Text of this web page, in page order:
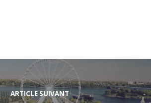
ARTICLE SUIVANT